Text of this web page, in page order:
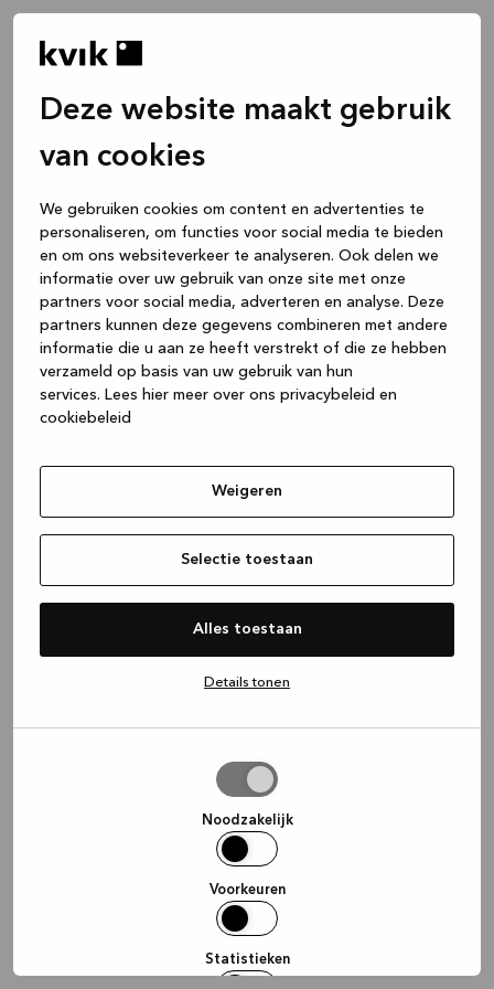
Deze website maakt gebruik
van cookies
We gebruiken cookies om content en advertenties te
personaliseren, om functies voor social media te bieden
en om ons websiteverkeer te analyseren. Ook delen we
informatie over uw gebruik van onze site met onze
partners voor social media, adverteren en analyse. Deze
partners kunnen deze gegevens combineren met andere
informatie die u aan ze heeft verstrekt of die ze hebben
verzameld op basis van uw gebruik van hun
services. Lees hier meer over ons privacybeleid en
cookiebeleid
Weigeren
Selectie toestaan
Alles toestaan
Details tonen
Noodzakelijk
Voorkeuren
Statistieken
(see the browser console for more
information).